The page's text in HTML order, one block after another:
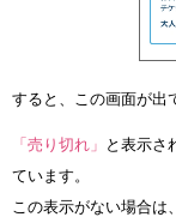
すると、この画面が出
「売り切れ」 と表示さ
ています。
この表示がない場合は